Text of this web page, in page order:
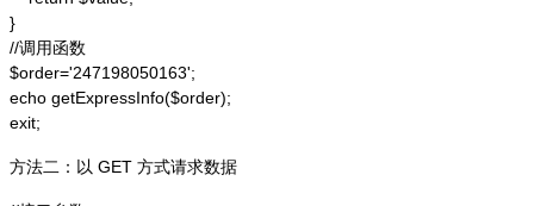
}
//调用函数
$order='247198050163';
echo getExpressInfo($order);
exit;
方法二：以 GET 方式请求数据